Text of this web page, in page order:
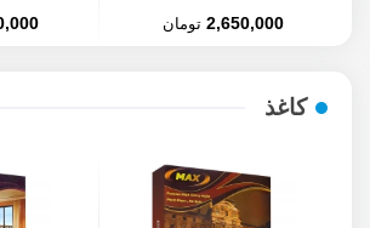
2,650,000 تومان
کاغذ